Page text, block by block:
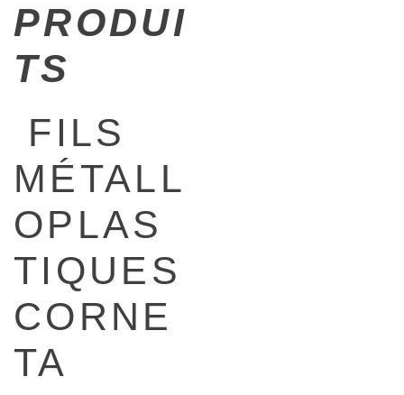
PRODUI
TS
FILS
MÉTALL
OPLAS
TIQUES
CORNE
TA